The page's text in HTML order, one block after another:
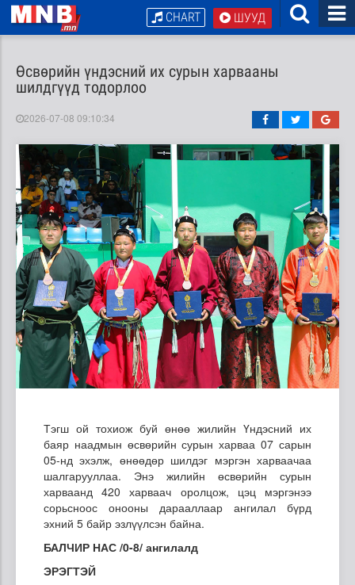
ШУУД
CHART
Өсвөрийн үндэсний их сурын харвааны
шилдгүүд тодорлоо
2026-07-08 09:10:34
Тэгш ой тохиож буй өнөө жилийн Үндэсний их
баяр наадмын өсвөрийн сурын харваа 07 сарын
05-нд эхэлж, өнөөдөр шилдэг мэргэн харваачаа
шалгарууллаа. Энэ жилийн өсвөрийн сурын
харваанд 420 харваач оролцож, цэц мэргэнээ
сорьсноос онооны дарааллаар ангилал бүрд
эхний 5 байр эзлүүлсэн байна.
БАЛЧИР НАС /0-8/ ангилалд
ЭРЭГТЭЙ